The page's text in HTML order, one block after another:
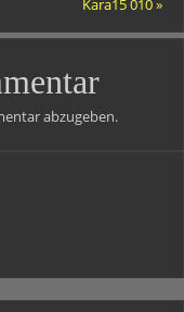
Kara15 010»
abzugeben.